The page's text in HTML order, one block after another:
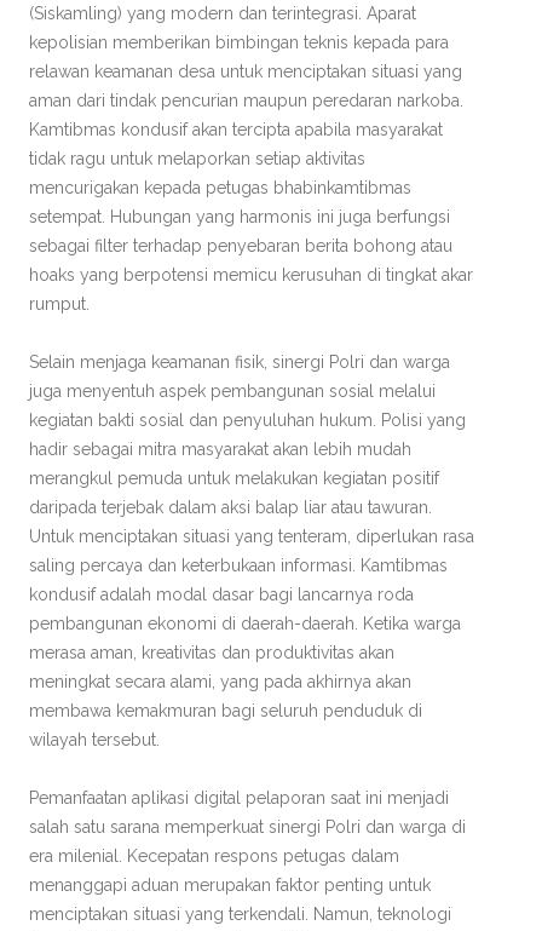
(Siskamling) yang modern dan terintegrasi. Aparat
kepolisian memberikan bimbingan teknis kepada para
relawan keamanan desa untuk menciptakan situasi yang
aman dari tindak pencurian maupun peredaran narkoba.
Kamtibmas kondusif akan tercipta apabila masyarakat
tidak ragu untuk melaporkan setiap aktivitas
mencurigakan kepada petugas bhabinkamtibmas
setempat. Hubungan yang harmonis ini juga berfungsi
sebagai filter terhadap penyebaran berita bohong atau
hoaks yang berpotensi memicu kerusuhan di tingkat akar
rumput.
Selain menjaga keamanan fisik, sinergi Polri dan warga
juga menyentuh aspek pembangunan sosial melalui
kegiatan bakti sosial dan penyuluhan hukum. Polisi yang
hadir sebagai mitra masyarakat akan lebih mudah
merangkul pemuda untuk melakukan kegiatan positif
daripada terjebak dalam aksi balap liar atau tawuran.
Untuk menciptakan situasi yang tenteram, diperlukan rasa
saling percaya dan keterbukaan informasi. Kamtibmas
kondusif adalah modal dasar bagi lancarnya roda
pembangunan ekonomi di daerah-daerah. Ketika warga
merasa aman, kreativitas dan produktivitas akan
meningkat secara alami, yang pada akhirnya akan
membawa kemakmuran bagi seluruh penduduk di
wilayah tersebut.
Pemanfaatan aplikasi digital pelaporan saat ini menjadi
salah satu sarana memperkuat sinergi Polri dan warga di
era milenial. Kecepatan respons petugas dalam
menanggapi aduan merupakan faktor penting untuk
menciptakan situasi yang terkendali. Namun, teknologi